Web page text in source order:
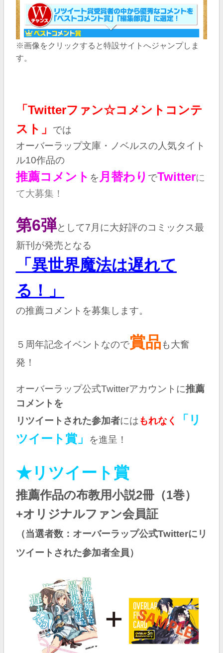
※画像をクリックすると特設サイトへジャンプしま
す。
「Twitterファン☆コメントコンテ
スト」
では
オーバーラップ文庫・ノベルスの人気タイト
ル10作品の
推薦コメント を 月替わり でTwitterに
て大募集！
第6弾として7月に大好評のコミックス最
新刊が発売となる
「異世界魔法は遅れて
る！
」
の推薦コメントを募集します。
５周年記念イベントなので賞品も大奮
発！
オーバーラップ公式Twitterアカウントに推薦
コメントを
リツイートされた参加者にはもれなく
「リ
ツイート賞」
を進呈！
★リツイート賞
推薦作品の布教用小説2冊（1巻）
+オリジナルファン会員証
（当選者数：オーバーラップ公式Twitterにリ
ツイートされた参加者全員）